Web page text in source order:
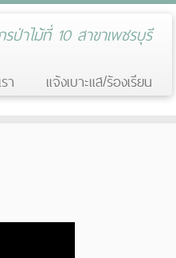
ป่าไม้ที่ 10 สาขาเพชรบุรี
า แจ้งเบาะแส/ร้องเรียน